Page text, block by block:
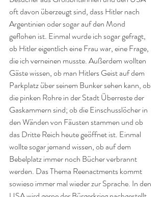
oft davon überzeugt sind, dass Hitler nach
Argentinien oder sogar auf den Mond
geflohen ist. Einmal wurde ich sogar gefragt,
ob Hitler eigentlich eine Frau war, eine Frage,
die ich verneinen musste. Außerdem wollten
Gäste wissen, ob man Hitlers Geist auf dem
Parkplatz über seinem Bunker sehen kann, ob
die pinken Rohre in der Stadt Überreste der
Gaskammern sind; ob die Einschusslöcher in
den Wänden von Fäusten stammen und ob
das Dritte Reich heute geöffnet ist. Einmal
wollte sogar jemand wissen, ob auf dem
Bebelplatz immer noch Bücher verbrannt
werden. Das Thema Reenactments kommt
sowieso immer mal wieder zur Sprache. In den